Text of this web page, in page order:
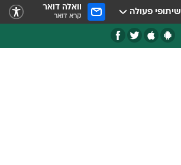
שיתופי פעולה וואלה דואר
קרא דואר